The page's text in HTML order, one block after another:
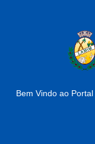
Bem Vindo ao